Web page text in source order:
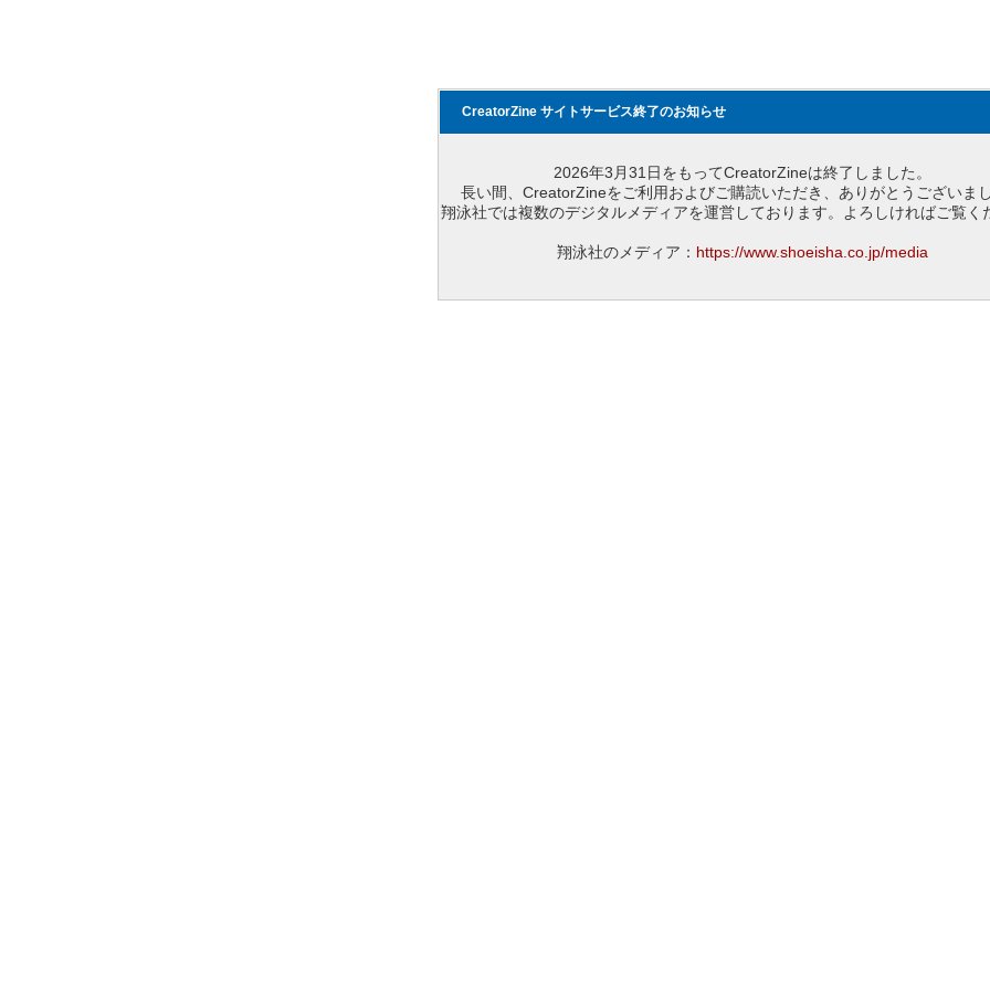
CreatorZine サイトサービス終了のお知らせ
2026年3月31日をもってCreatorZineは終了しました。
長い間、CreatorZineをご利用およびご購読いただき、ありがとうございまし
翔泳社では複数のデジタルメディアを運営しております。よろしければご覧く
翔泳社のメディア： https://www.shoeisha.co.jp/media